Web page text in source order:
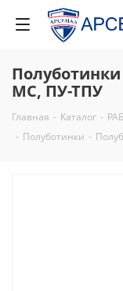
МС, ПУ-ТПУ
Главная - Каталог -
- Полуботинки -